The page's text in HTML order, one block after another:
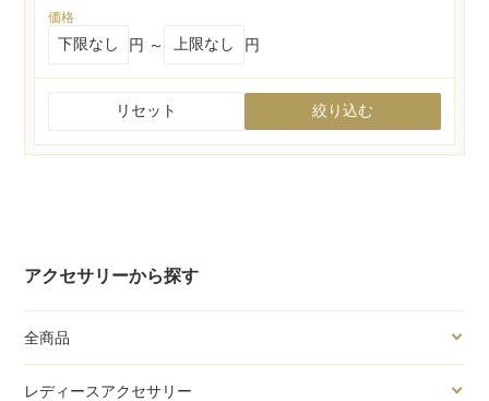
アクセサリーから探す
全商品
レディースアクセサリー
価格
円 ～ 円
リセット 絞り込む